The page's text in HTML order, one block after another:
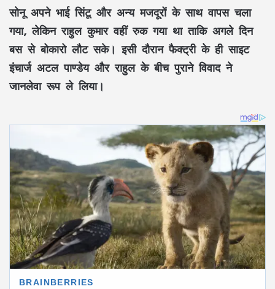
सोनू अपने भाई सिंटू और अन्य मजदूरों के साथ वापस चला
गया, लेकिन राहुल कुमार वहीं रुक गया था ताकि अगले दिन
बस से बोकारो लौट सके। इसी दौरान फैक्ट्री के ही साइट
इंचार्ज अटल पाण्डेय और राहुल के बीच पुराने विवाद ने
जानलेवा रूप ले लिया।